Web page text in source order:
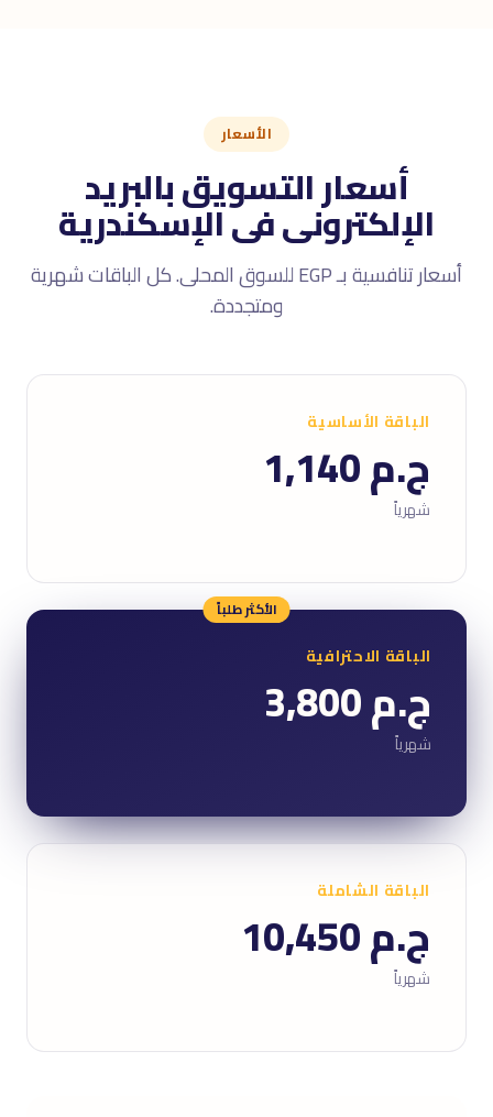
الأسعار
أسعار التسويق بالبريد
الإلكترونى فى الإسكندرية
أسعار تنافسية بـ EGP للسوق المحلى. كل الباقات شهرية
ومتجددة.
الباقة الأساسية
ج.م 1,140
شهرياً
الأكثر طلباً
الباقة الاحترافية
ج.م 3,800
شهرياً
الباقة الشاملة
ج.م 10,450
شهرياً